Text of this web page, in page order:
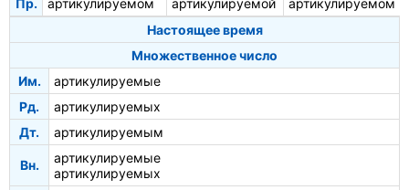
Пр. артикулируемом артикулируемой
артикулируемом
Настоящее время
Множественное число
Им.
артикулируемые
Рд.
артикулируемых
Дт.
артикулируемым
Вн.
артикулируемые
артикулируемых